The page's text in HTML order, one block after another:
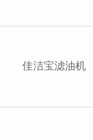
佳洁宝滤油机